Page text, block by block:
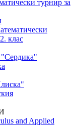
турнир за
клас
"Сердика"
and Applied